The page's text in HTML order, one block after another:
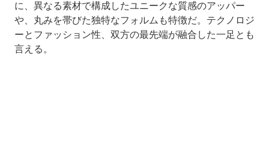
に、異なる素材で構成したユニークな質感のアッパー
や、丸みを帯びた独特なフォルムも特徴だ。テクノロジ
ーとファッション性、双方の最先端が融合した一足とも
言える。